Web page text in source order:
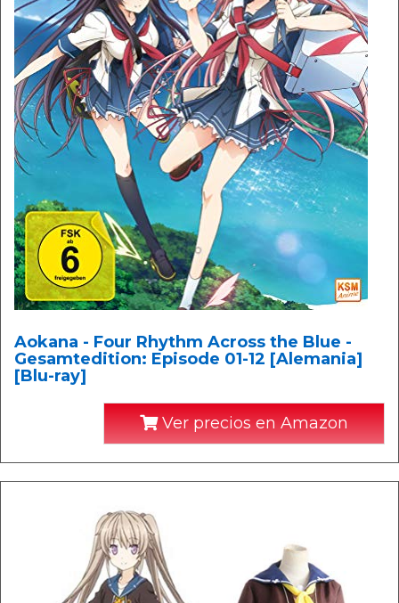
Aokana - Four Rhythm Across the Blue -
Gesamtedition: Episode 01-12 [Alemania]
[Blu-ray]
Ver precios en Amazon